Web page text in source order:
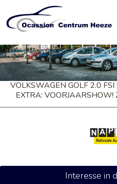
VOLKSWAGEN GOLF 2.0
EXTRA: VOORJAARSHOW!
Interesse in